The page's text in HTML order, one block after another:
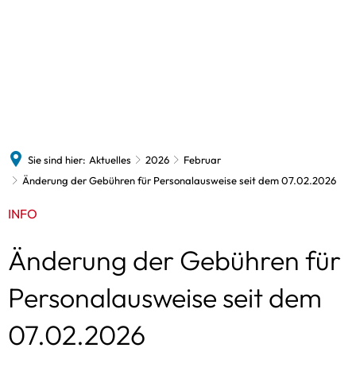
Europawahl
Amtliche Bekanntmachungen
Dienstleistungen
Onlinedienste
Kindertagesbetreuung
Kirchengemeinden
Sozialverbände
Beratungsangebote
Unternehmen & Dienstleistungen
Kooperation Siedlungsentwicklung
Sie sind hier: Aktuelles 2026
Februar
Änderung der Gebühren für Personalausweise seit dem 07.02.2026
INFO
Änderung der Gebühren für
Personalausweise seit dem
07.02.2026